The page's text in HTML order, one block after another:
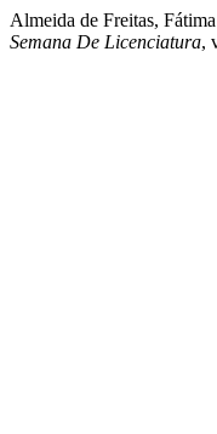
Almeida de Freitas,
Semana De Licenciatura,